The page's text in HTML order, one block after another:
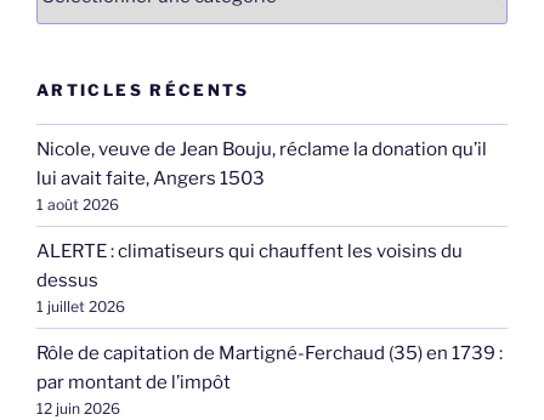
ARTICLES RÉCENTS
Nicole, veuve de Jean Bouju, réclame la donation qu’il
lui avait faite, Angers 1503
1 août 2026
ALERTE : climatiseurs qui chauffent les voisins du
dessus
1 juillet 2026
Rôle de capitation de Martigné-Ferchaud (35) en 1739 :
par montant de l’impôt
12 juin 2026